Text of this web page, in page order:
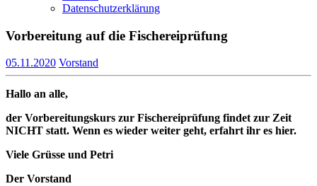
Datenschutzerklärung
Vorbereitung auf die Fischereiprüfung
05.11.2020 Vorstand
Hallo an alle,
der Vorbereitungskurs zur Fischereiprüfung findet zur Zeit
NICHT statt. Wenn es wieder weiter geht, erfahrt ihr es hier.
Viele Grüsse und Petri
Der Vorstand